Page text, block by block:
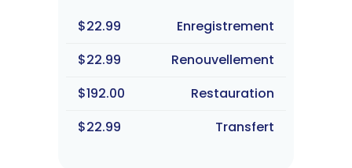
$22.99
Enregistrement
$22.99
Renouvellement
$192.00
Restauration
$22.99
Transfert